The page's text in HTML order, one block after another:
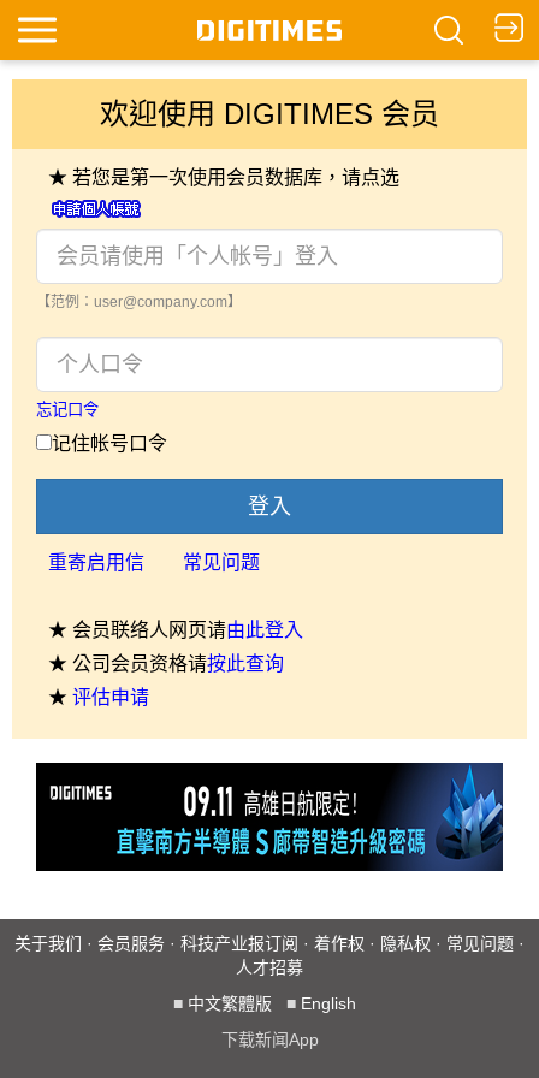
欢迎使用 DIGITIMES 会员
★ 若您是第一次使用会员数据库，请点选
【范例：user@company.com】
忘记口令
记住帐号口令
登入
重寄启用信 常见问题
★ 会员联络人网页请由此登入
★ 公司会员资格请按此查询
★ 评估申请
关于我们 · 会员服务 · 科技产业报订阅 · 着作权 · 隐私权 · 常见问题 ·
人才招募
■ 中文繁體版 ■ English
下载新闻App